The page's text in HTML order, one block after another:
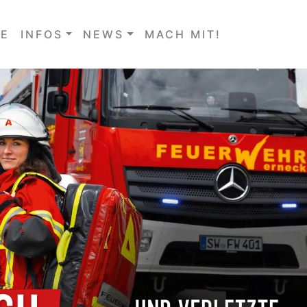
INFOS NEWS MACH MIT!